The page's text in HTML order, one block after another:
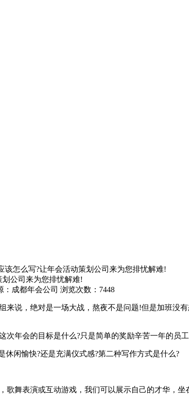
该怎么写?让年会活动策划公司来为您排忧解难!
公司来为您排忧解难!
：成都年会公司 浏览次数：7448
说，绝对是一场大战，熬夜不是问题!但是加班没
年会的目标是什么?只是简单的奖励辛苦一年的员
闲愉快?还是充满仪式感?第二种写作方式是什么?
舞表演或互动游戏，我们可以展示自己的才华，坐